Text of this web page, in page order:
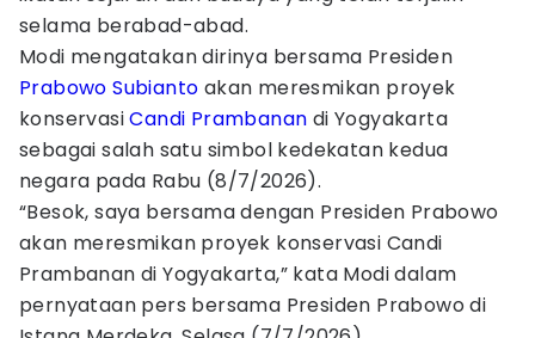
selama berabad-abad.
Modi mengatakan dirinya bersama Presiden
Prabowo Subianto akan meresmikan proyek
konservasiCandi Prambanan di Yogyakarta
sebagai salah satu simbol kedekatan kedua
negara pada Rabu (8/7/2026).
“Besok, saya bersama dengan Presiden Prabowo
akan meresmikan proyek konservasi Candi
Prambanan di Yogyakarta,” kata Modi dalam
pernyataan pers bersama Presiden Prabowo di